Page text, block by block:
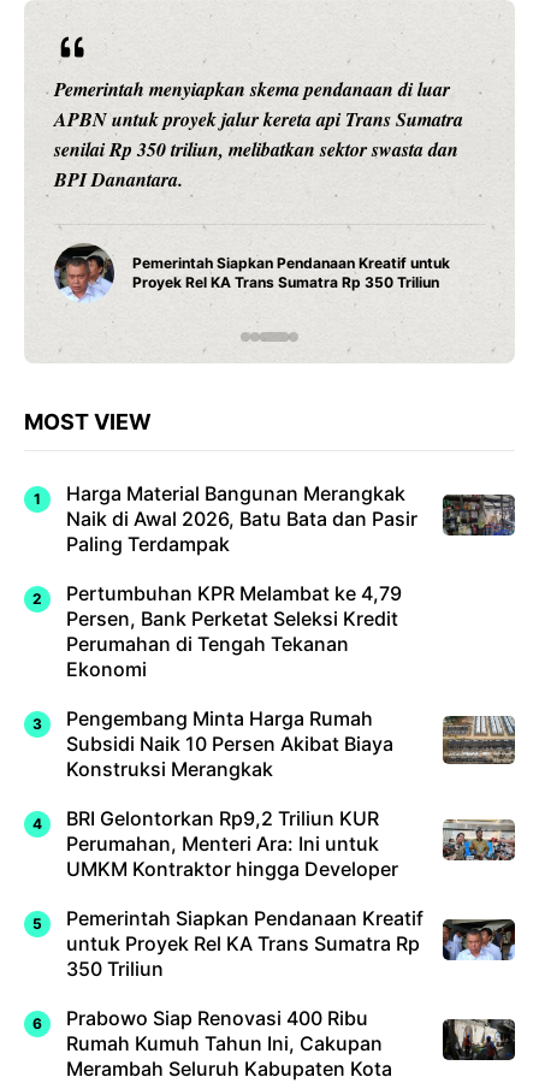
Ariston Indonesia meluncurkan Andris 3, water heater
pintar dengan konektivitas Wi-Fi, pengaturan suhu
presisi 1 derajat Celsius, dan teknologi titanium untuk
daya tahan maksimal.
Water Heater Pintar Andris 3 Ariston Hadirkan
Fitur Wi-Fi dan Efisiensi Energi untuk Hunian
Modern
MOST VIEW
Harga Material Bangunan Merangkak
Naik di Awal 2026, Batu Bata dan Pasir
Paling Terdampak
Pertumbuhan KPR Melambat ke 4,79
Persen, Bank Perketat Seleksi Kredit
Perumahan di Tengah Tekanan
Ekonomi
Pengembang Minta Harga Rumah
Subsidi Naik 10 Persen Akibat Biaya
Konstruksi Merangkak
BRI Gelontorkan Rp9,2 Triliun KUR
Perumahan, Menteri Ara: Ini untuk
UMKM Kontraktor hingga Developer
Pemerintah Siapkan Pendanaan Kreatif
untuk Proyek Rel KA Trans Sumatra Rp
350 Triliun
Prabowo Siap Renovasi 400 Ribu
Rumah Kumuh Tahun Ini, Cakupan
Merambah Seluruh Kabupaten Kota